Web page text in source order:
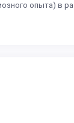
опыта) в